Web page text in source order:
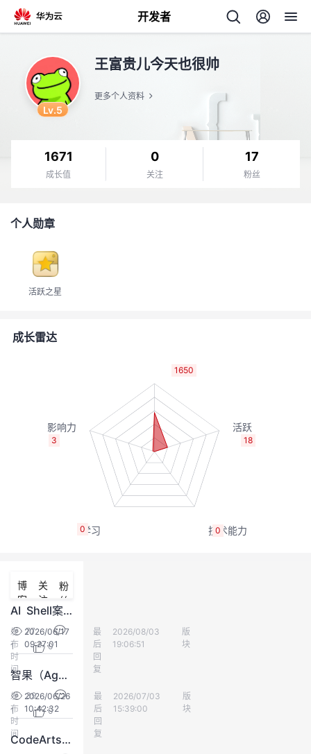
开发者
者
注
的
开
发
者
学
我
的
Programs
我
的
支
持
Lv.5
王富贵儿今天也很帅
更多个人资料
1671
成长值
0
关注
17
粉丝
个人勋章
活跃之星
成长雷达
1650
18
0
0
3
博
客
关
注
粉
丝
AI Shell案例体验/案例建议反馈贴
发
布
时
间
2026/06/17
09:27:01
最
后
回
复
yd_252949991
2026/08/03
19:06:51
版
块
77
1
0
智果（AgentArts）智能体平台案例体验/案例建议反馈贴
发
布
时
间
2026/06/26
10:42:32
最
后
回
复
yd_212129880
2026/07/03
15:39:00
版
块
39
1
0
CodeArts代码智能体案例体验/案例建议反馈贴